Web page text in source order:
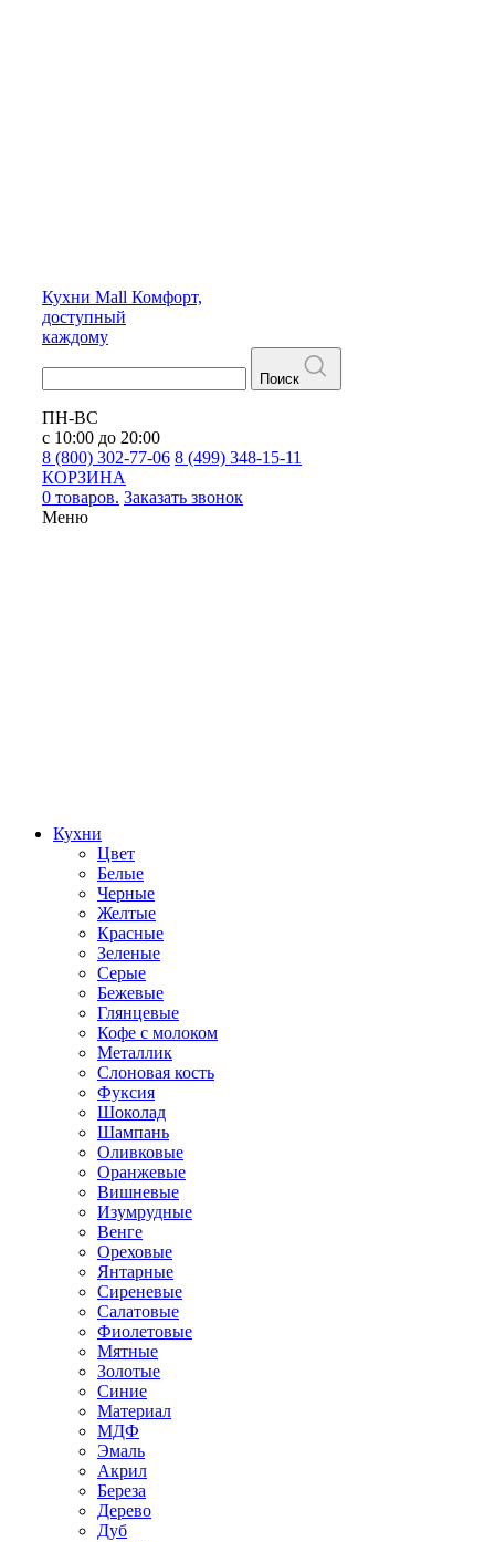
Кухни Mall Комфорт,
доступный
каждому
Поиск
ПН-ВС
с 10:00 до 20:00
8 (800) 302-77-06 8 (499) 348-15-11
КОРЗИНА
0 товаров. Заказать звонок
Меню
Кухни
Цвет
Белые
Черные
Желтые
Красные
Зеленые
Серые
Бежевые
Глянцевые
Кофе с молоком
Металлик
Слоновая кость
Фуксия
Шоколад
Шампань
Оливковые
Оранжевые
Вишневые
Изумрудные
Венге
Ореховые
Янтарные
Сиреневые
Салатовые
Фиолетовые
Мятные
Золотые
Синие
Материал
МДФ
Эмаль
Акрил
Береза
Дерево
Дуб